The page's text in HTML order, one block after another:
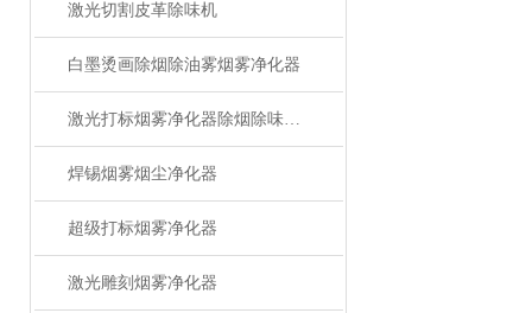
激光切割皮革除味机
白墨烫画除烟除油雾烟雾净化器
激光打标烟雾净化器除烟除味设备
焊锡烟雾烟尘净化器
超级打标烟雾净化器
激光雕刻烟雾净化器